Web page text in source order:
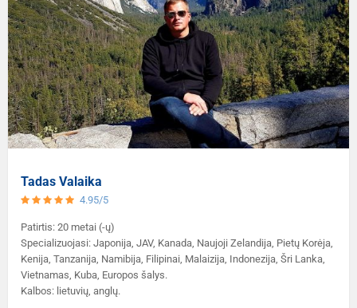
Tadas Valaika
4.95/5
Patirtis: 20 metai (-ų)
Specializuojasi: Japonija, JAV, Kanada, Naujoji Zelandija, Pietų Korėja,
Kenija, Tanzanija, Namibija, Filipinai, Malaizija, Indonezija, Šri Lanka,
Vietnamas, Kuba, Europos šalys.
Kalbos: lietuvių, anglų.